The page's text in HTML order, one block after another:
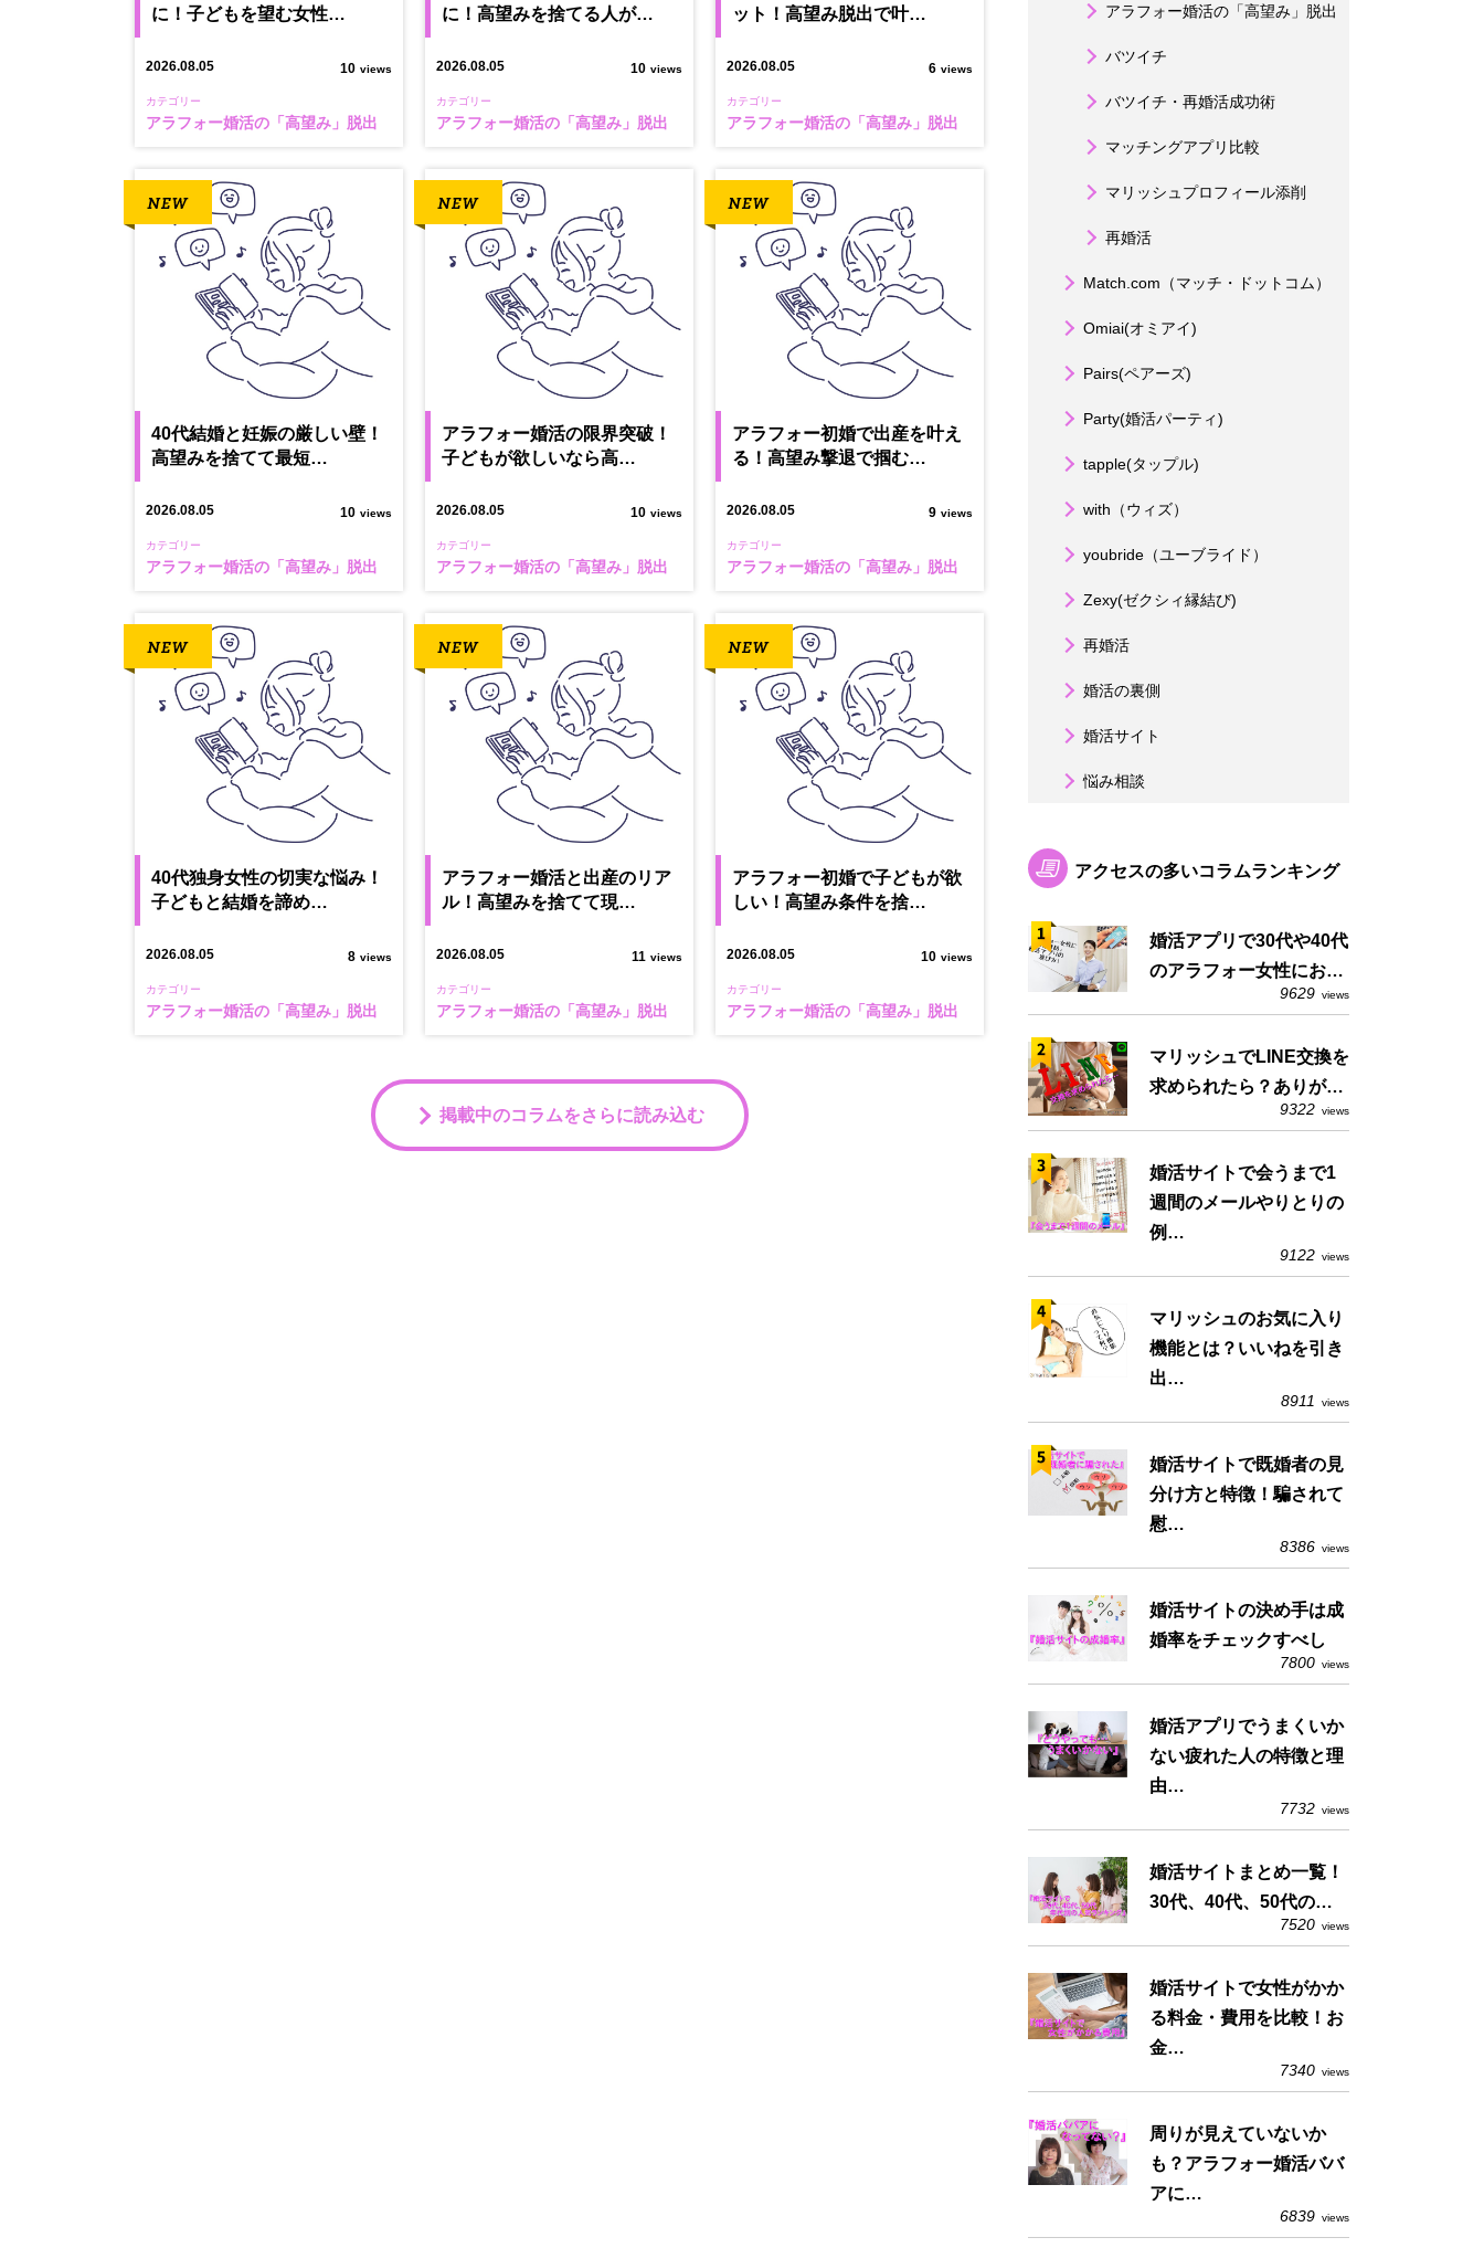
に！子どもを望む女性…
2026.08.05 10 views
カテゴリー
アラフォー婚活の「高望み」脱出
に！高望みを捨てる人が…
2026.08.05 10 views
カテゴリー
アラフォー婚活の「高望み」脱出
ット！高望み脱出で叶…
2026.08.05 6 views
カテゴリー
アラフォー婚活の「高望み」脱出
40代結婚と妊娠の厳しい壁！
高望みを捨てて最短…
2026.08.05 10 views
カテゴリー
アラフォー婚活の「高望み」脱出
アラフォー婚活の限界突破！
子どもが欲しいなら高…
2026.08.05 10 views
カテゴリー
アラフォー婚活の「高望み」脱出
アラフォー初婚で出産を叶え
る！高望み撃退で掴む…
2026.08.05 9 views
カテゴリー
アラフォー婚活の「高望み」脱出
40代独身女性の切実な悩み！
子どもと結婚を諦め…
2026.08.05 8 views
カテゴリー
アラフォー婚活の「高望み」脱出
アラフォー婚活と出産のリア
ル！高望みを捨てて現…
2026.08.05 11 views
カテゴリー
アラフォー婚活の「高望み」脱出
アラフォー初婚で子どもが欲
しい！高望み条件を捨…
2026.08.05 10 views
カテゴリー
アラフォー婚活の「高望み」脱出
掲載中のコラムをさらに読み込む
アラフォー婚活の「高望み」脱出
バツイチ
バツイチ・再婚活成功術
マッチングアプリ比較
マリッシュプロフィール添削
再婚活
Match.com（マッチ・ドットコム）
Omiai(オミアイ)
Pairs(ペアーズ)
Party(婚活パーティ)
tapple(タップル)
with（ウィズ）
youbride（ユーブライド）
Zexy(ゼクシィ縁結び)
再婚活
婚活の裏側
婚活サイト
悩み相談
アクセスの多いコラムランキング
婚活アプリで30代や40代
のアラフォー女性にお…
9629 views
マリッシュでLINE交換を
求められたら？ありが…
9322 views
婚活サイトで会うまで1
週間のメールやりとりの
例…
9122 views
マリッシュのお気に入り
機能とは？いいねを引き
出…
8911 views
婚活サイトで既婚者の見
分け方と特徴！騙されて
慰…
8386 views
婚活サイトの決め手は成
婚率をチェックすべし
7800 views
婚活アプリでうまくいか
ない疲れた人の特徴と理
由…
7732 views
婚活サイトまとめ一覧！
30代、40代、50代の…
7520 views
婚活サイトで女性がかか
る料金・費用を比較！お
金…
7340 views
周りが見えていないか
も？アラフォー婚活ババ
アに…
6839 views